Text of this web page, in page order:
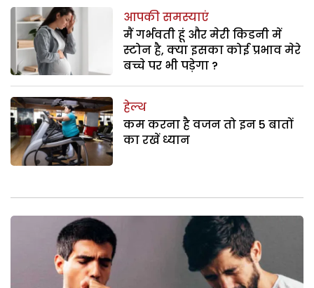
आपकी समस्याएं
मैं गर्भवती हूं और मेरी किडनी में
स्टोन है, क्या इसका कोई प्रभाव मेरे
बच्चे पर भी पड़ेगा ?
हेल्थ
कम करना है वजन तो इन 5 बातों
का रखें ध्यान